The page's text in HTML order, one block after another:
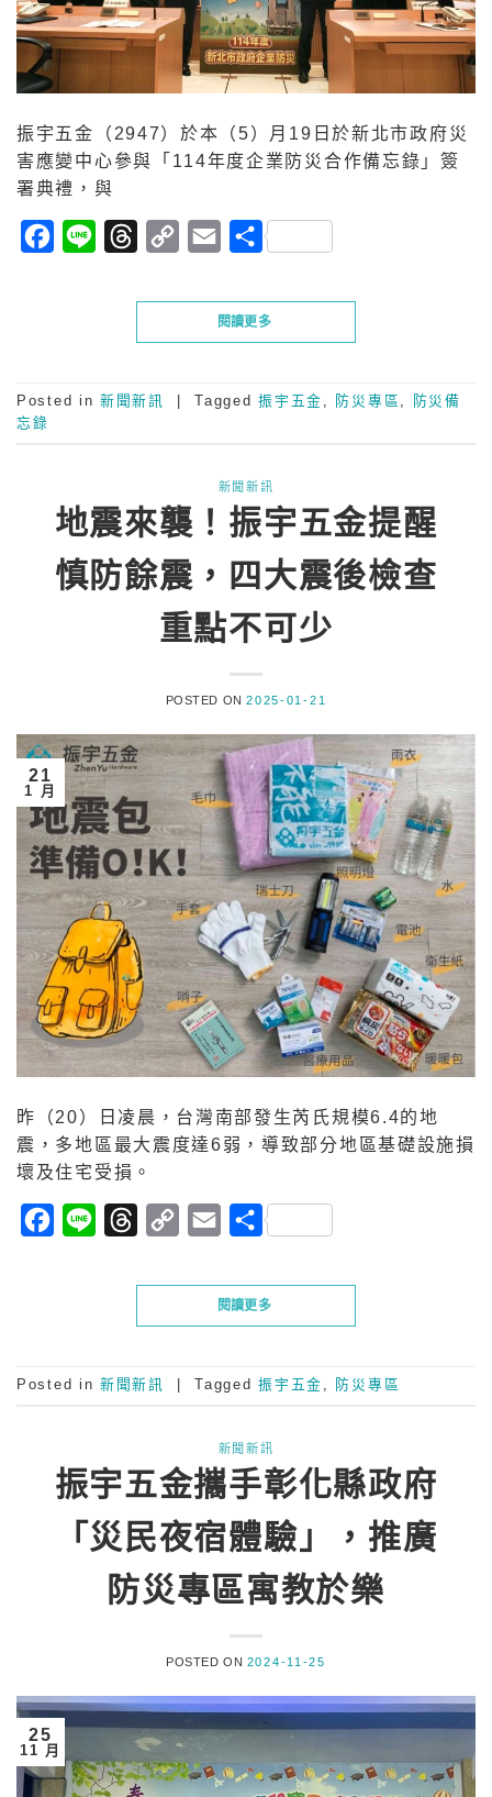
振宇五金（2947）於本（5）月19日於新北市政府災
害應變中心參與「114年度企業防災合作備忘錄」簽
署典禮，與
Facebook
Line Threads
Copy Email分
閱讀更多
Posted in 新聞新訊 Tagged振宇五金 , 防災專區 ,
防災備
忘錄
新聞新訊
地震來襲！振宇五金提醒
慎防餘震，四大震後檢查
重點不可少
POSTED ON2025-01-21
21
1 月
昨（20）日凌晨，台灣南部發生芮氏規模6.4的地
震，多地區最大震度達6弱，導致部分地區基礎設施損
壞及住宅受損。
Facebook
Line Threads
Copy Email分
閱讀更多
Posted in 新聞新訊 Tagged振宇五金 , 防災專區
新聞新訊
振宇五金攜手彰化縣政府
「災民夜宿體驗」，推廣
防災專區寓教於樂
POSTED ON 2024-11-25
25
11 月